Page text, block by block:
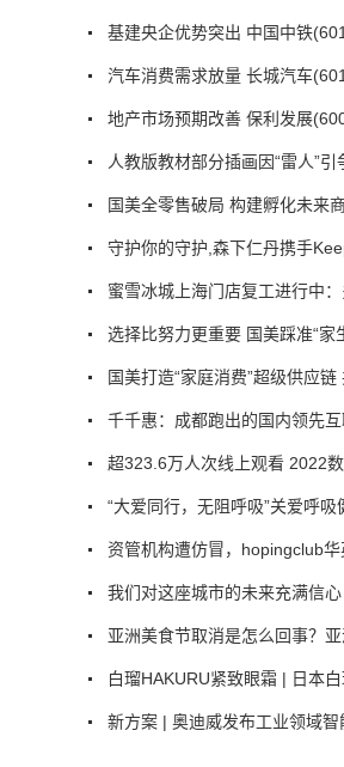
基建央企优势突出 中国中铁
汽车消费需求放量 长城汽车
地产市场预期改善 保利发展
人教版教材部分插画因“雷人”
国美全零售破局 构建孵化未来
守护你的守护,森下仁丹携手
蜜雪冰城上海门店复工进行中
选择比努力更重要 国美踩准“家
国美打造“家庭消费”超级供应
千千惠：成都跑出的国内领先
超323.6万人次线上观看 2022
“大爱同行，无阻呼吸”关爱呼吸
资管机构遭仿冒，hopingclub
我们对这座城市的未来充满信
亚洲美食节取消是怎么回事？
白瑠HAKURU紧致眼霜 | 日本
新方案 | 奥迪威发布工业领域